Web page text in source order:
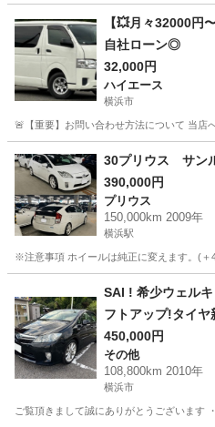
【💥月々32000円
自社ローン◎
32,000円
ハイエース
横浜市
🚨【重要】お問い合わせ方法について 当
神奈川 横浜市 ハイエース
30プリウス サン
390,000円
プリウス
150,000km 2009年
横浜駅
※注意事項 ホイールは純正に変えます。(＋
横浜駅 プリウス
SAI ! 希少ウェル
フトアップ!タイヤ
450,000円
その他
108,800km 2010年
横浜市
ご覧頂きまして誠にありがとうございます